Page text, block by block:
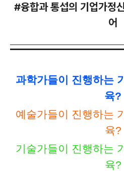
#융합과 통섭의 기업가정
어
과학가들이 진행하는
육?
예술가들이 진행하는
육?
기술가들이 진행하는
육?